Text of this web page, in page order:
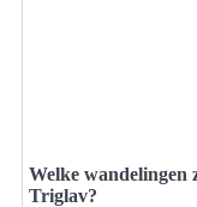
Welke wandelingen
Triglav?